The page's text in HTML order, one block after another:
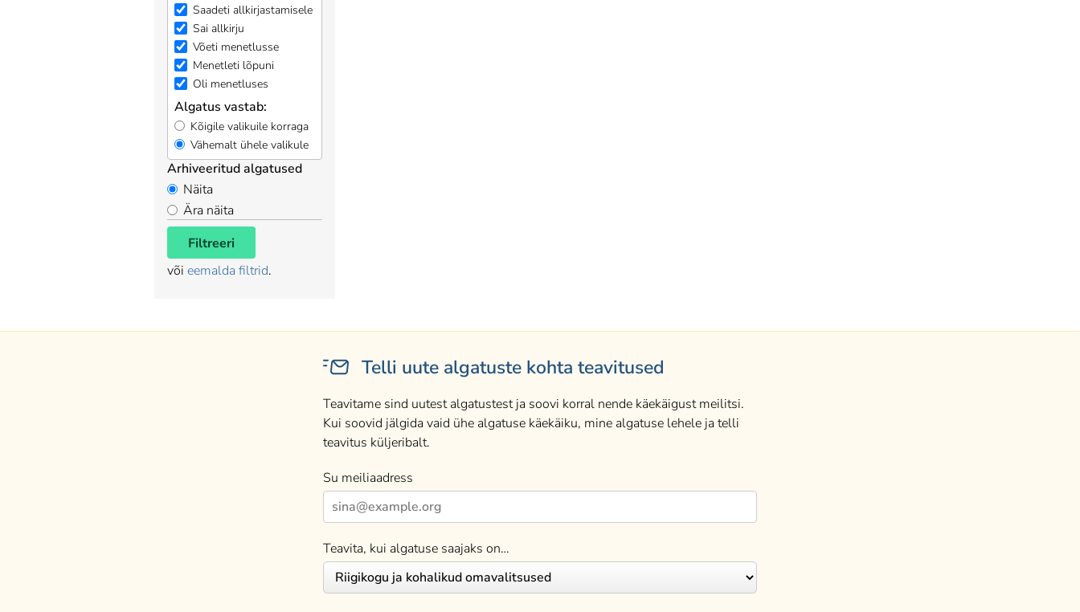
Saadeti allkirjastamisele
Sai allkirju
Võeti menetlusse
Menetleti lõpuni
Oli menetluses
Algatus vastab:
Kõigile valikuile korraga
Vähemalt ühele valikule
Arhiveeritud algatused
Näita
Ära näita
Filtreeri
või eemalda filtrid.
Telli uute algatuste kohta teavitused
Teavitame sind uutest algatustest ja soovi korral nende käekäigust meilitsi.
Kui soovid jälgida vaid ühe algatuse käekäiku, mine algatuse lehele ja telli
teavitus küljeribalt.
Su meiliaadress
Teavita, kui algatuse saajaks on…